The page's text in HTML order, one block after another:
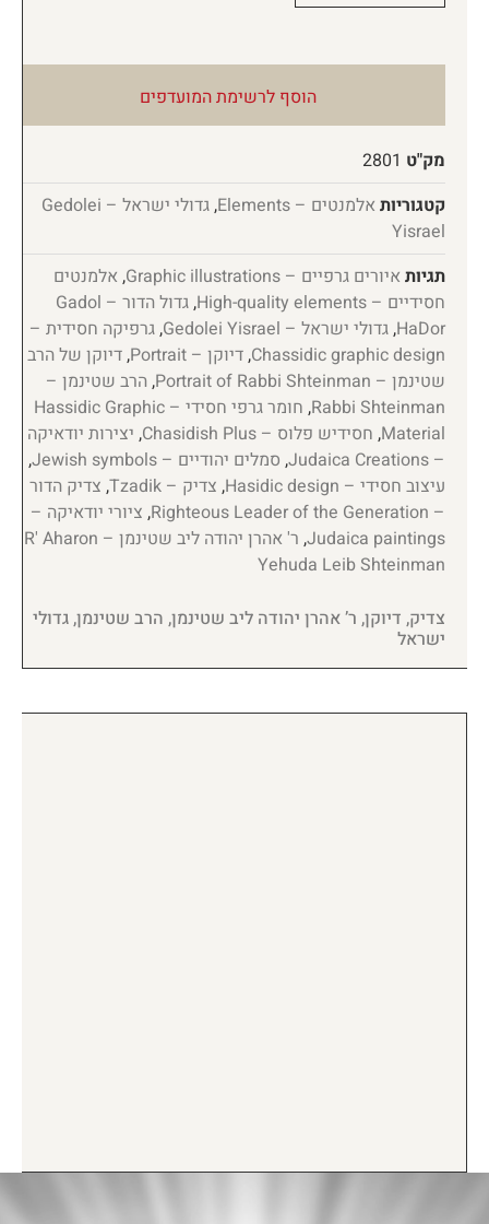
הוסף לרשימת המועדפים
מק"ט 2801
קטגוריות אלמנטים – Elements ,
גדולי ישראל – Gedolei
Yisrael
תגיות איורים גרפיים – Graphic illustrations , אלמנטים
חסידיים – High-quality elements
,
גדול הדור – Gadol
HaDor
,גדולי ישראל – Gedolei Yisrael ,גרפיקה חסידית –
Chassidic graphic design
,דיוקן – Portrait ,דיוקן של הרב
שטינמן – Portrait of Rabbi Shteinman
,הרב שטינמן –
Rabbi Shteinman
,
חומר גרפי חסידי – Hassidic Graphic
Material
, חסידיש פלוס – Chasidish Plus , יצירות יודאיקה
– Judaica Creations
, סמלים יהודיים – Jewish symbols
,
עיצוב חסידי – Hasidic design
, צדיק – Tzadik , צדיק הדור
– Righteous Leader of the Generation
, ציורי יודאיקה –
Judaica paintings
,
ר' אהרן יהודה ליב שטינמן – R' Aharon
Yehuda Leib Shteinman
צדיק, דיוקן, ר’ אהרן יהודה ליב שטינמן, הרב שטינמן, גדולי
ישראל